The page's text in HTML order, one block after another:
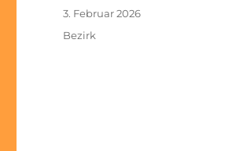
Veröffentlicht
am
3. Februar 2026
Kategorien
Bezirk